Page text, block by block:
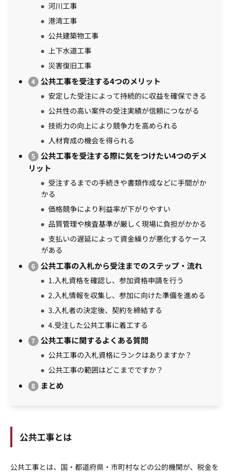
河川工事
港湾工事
公共建築物工事
上下水道工事
災害復旧工事
公共工事を受注する4つのメリット
安定した受注によって持続的に収益を確保できる
公共性の高い案件の受注実績が信頼につながる
技術力の向上により競争力を高められる
人材育成の機会を得られる
公共工事を受注する際に気をつけたい4つのデメ
リット
受注するまでの手続きや書類作成などに手間がか
かる
価格競争により利益率が下がりやすい
品質管理や検査基準が厳しく現場に負担がかかる
支払いの遅延によって資金繰りが悪化するケース
がある
公共工事の入札から受注までのステップ・流れ
1.入札資格を確認し、参加資格申請を行う
2.入札情報を収集し、参加に向けた準備を進める
3.入札者の決定後、契約を締結する
4.受注した公共工事に着工する
公共工事に関するよくある質問
公共工事の入札資格にランクはありますか？
公共工事の範囲はどこまでですか？
まとめ
公共工事とは
公共工事とは、国・都道府県・市町村などの公的機関が、税金を